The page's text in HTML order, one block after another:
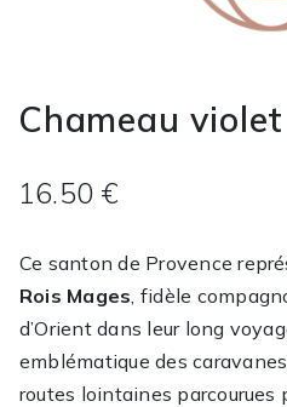
Chameau violet
16.50 €
Ce santon de Provence
Rois Mages , fidèle
d’Orient dans leur long
emblématique des
routes lointaines parcourues